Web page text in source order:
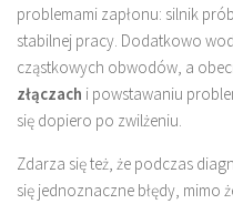
problemami zapłonu: silnik
stabilnej pracy. Dodatkowo
cząstkowych obwodów, a
złączach i powstawaniu
się dopiero po zwilżeniu.
Zdarza się też, że podczas
się jednoznaczne błędy, mimo